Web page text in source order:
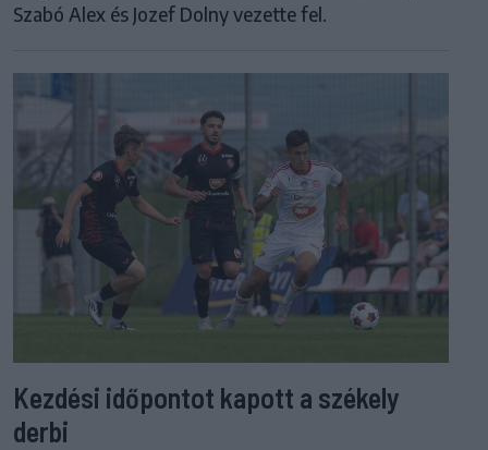
Szabó Alex és Jozef Dolny vezette fel.
Kezdési időpontot kapott a székely
derbi